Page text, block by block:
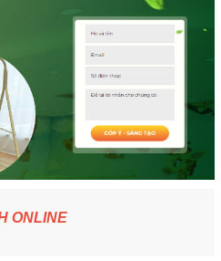
ONLINE